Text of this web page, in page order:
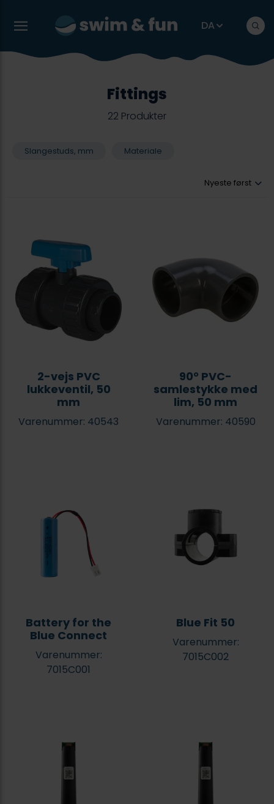
DA
Fittings
22 Produkter
Slangestuds, mm Materiale
2-vejs PVC
lukkeventil, 50
mm
Varenummer: 40543
90° PVC-
samlestykke med
lim, 50 mm
Varenummer: 40590
Battery for the
Blue Connect
Varenummer:
7015C001
Blue Fit 50
Varenummer:
7015C002